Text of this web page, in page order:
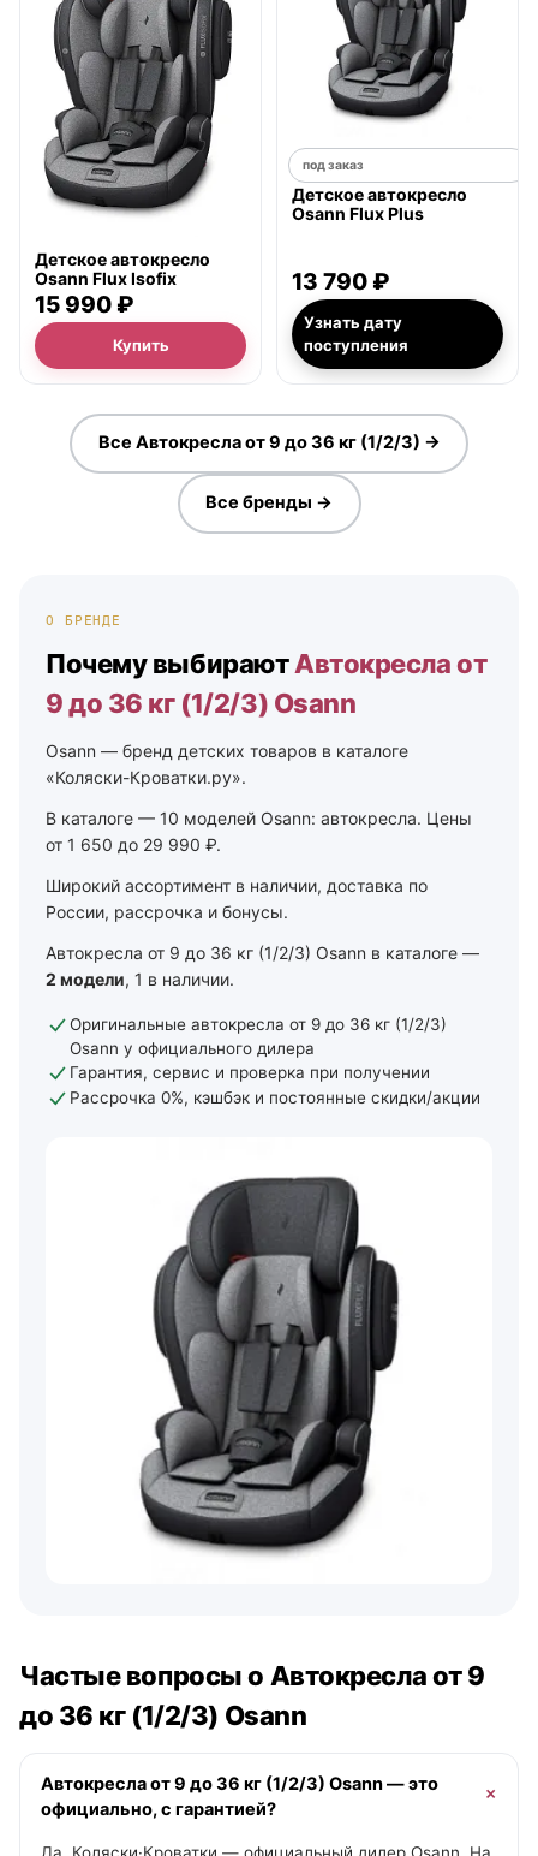
Детское автокресло
Osann Flux Isofix
15 990 ₽
Купить
под заказ
Детское автокресло
Osann Flux Plus
13 790 ₽
Узнать дату
поступления
Все Автокресла от 9 до 36 кг (1/2/3) →
Все бренды →
О БРЕНДЕ
Почему выбираютАвтокресла от
9 до 36 кг (1/2/3) Osann
Osann — бренд детских товаров в каталоге
«Коляски-Кроватки.ру».
В каталоге — 10 моделей Osann: автокресла. Цены
от 1 650 до 29 990 ₽.
Широкий ассортимент в наличии, доставка по
России, рассрочка и бонусы.
Автокресла от 9 до 36 кг (1/2/3) Osann в каталоге —
2 модели, 1 в наличии.
Оригинальные автокресла от 9 до 36 кг (1/2/3)
Osann у официального дилера
Гарантия, сервис и проверка при получении
Рассрочка 0%, кэшбэк и постоянные скидки/акции
Частые вопросы о Автокресла от 9
до 36 кг (1/2/3) Osann
Автокресла от 9 до 36 кг (1/2/3) Osann — это
официально, с гарантией?